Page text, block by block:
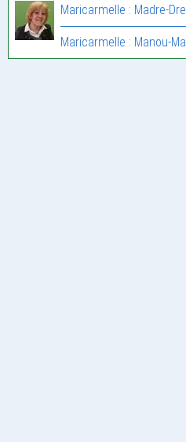
Maricarmelle : Madre-
Maricarmelle : Manou-